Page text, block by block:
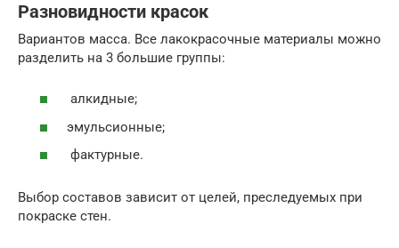
Разновидности красок
Вариантов масса. Все лакокрасочные материалы можно
разделить на 3 большие группы:
алкидные;
эмульсионные;
фактурные.
Выбор составов зависит от целей, преследуемых при
покраске стен.